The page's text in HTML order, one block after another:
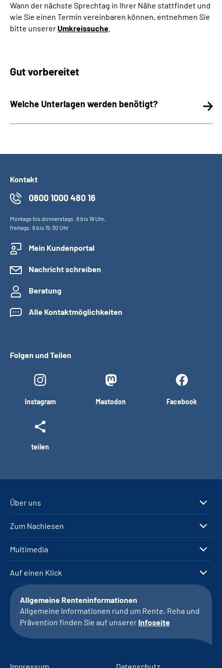
Wann der nächste Sprechtag in Ihrer Nähe stattfindet und
wie Sie einen Termin vereinbaren können, entnehmen Sie
bitte unsererUmkreissuche
Gut vorbereitet
Welche Unterlagen werden benötigt?
Kontakt
0800 1000 480 16
Montags bis donnerstags: 8 bis 18 Uhr,
freitags: 8 bis 15:30 Uhr
Mein Kundenportal
Nachricht schreiben
Beratung
Alle Kontaktmöglichkeiten
Folgen und Teilen
Instagram Mastodon Facebook
teilen
Über uns
Zum Nachlesen
Multimedia
Auf einen Klick
Allgemeine Renteninformationen
Allgemeine Informationen rund um Rente, Reha und
Prävention finden Sie auf unserer Infoseite